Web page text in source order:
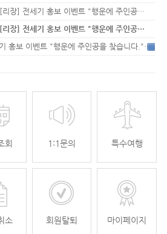
장] 전세기 홍보 이벤트 "행운에 주인공…
장] 전세기 홍보 이벤트 "행운에 주인공…
[무안공항 활성화] 가을전세기 홍보 이벤트 "행운에 주인공을 찾습니다."33
회 1:1문의 특수여행
소 회원탈퇴 마이페이지